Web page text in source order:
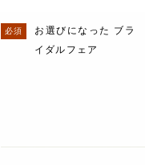
お選びになった ブラ
イダルフェア